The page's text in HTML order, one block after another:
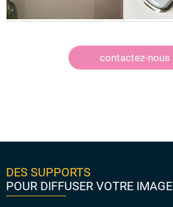
contactez-nous
DES SUPPORTS
POUR DIFFUSER VOTRE IMAGE